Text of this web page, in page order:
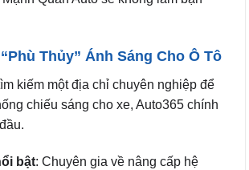
Thủy” Ánh Sáng Cho Ô Tô
kiếm một địa chỉ chuyên nghiệp để
chiếu sáng cho xe, Auto365 chính
bật: Chuyên gia về nâng cấp hệ